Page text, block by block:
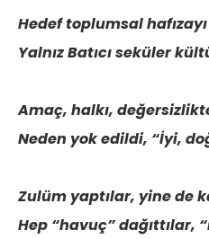
Hedef toplumsal
Yalnız Batıcı seküler
Amaç, halkı,
Neden yok edildi, “İyi,
Zulüm yaptılar, yine de
Hep “havuç” dağıttılar,